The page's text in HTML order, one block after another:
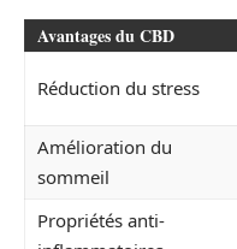
Avantages du CBD
Réduction du stress
Amélioration du
sommeil
Propriétés anti-